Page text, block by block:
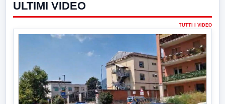
ULTIMI VIDEO
TUTTI I VIDEO